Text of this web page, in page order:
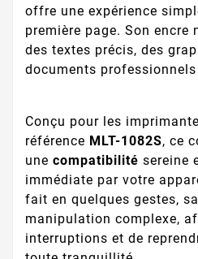
offre une expérience
première page. Son encre
des textes précis, des
documents
Conçu pour les
référence MLT-1082S, ce
une compatibilité sereine
immédiate par votre
fait en quelques gestes,
manipulation complexe,
interruptions et de